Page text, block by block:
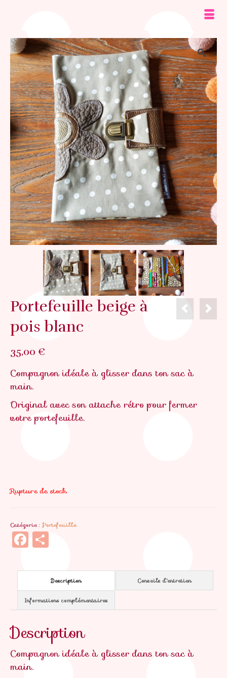
Portefeuille beige à
pois blanc
35,00 €
Compagnon idéale à glisser dans ton sac à
main.
Original avec son attache rétro pour fermer
votre portefeuille.
Rupture de stock
Catégorie : Portefeuille
Facebook
Description Conseils d'entretien
Informations complémentaires
Description
Compagnon idéale à glisser dans ton sac à
main.